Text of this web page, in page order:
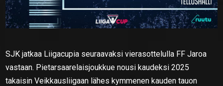
SJK jatkaa Liigacupia seuraavaksi vierasottelulla FF Jaroa
vastaan. Pietarsaarelaisjoukkue nousi kaudeksi 2025
takaisin Veikkausliigaan lähes kymmenen kauden tauon